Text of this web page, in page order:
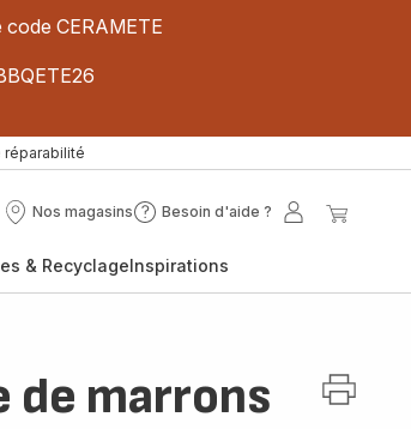
CERAMETE
réparabilité
Nos magasins
Nos
Besoin d'aide ?
Besoin
?
Mon
& RecyclageInspirations
de marrons